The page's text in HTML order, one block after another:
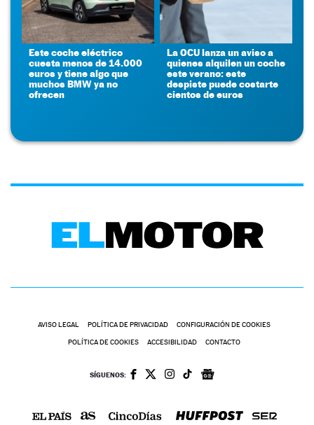
Este coche eléctrico
cuesta menos de 14.000
euros y tiene algo que
muchos BMW ya no
ofrecen
La OCU lanza un aviso a
quienes alquilen un coche
este verano: este
despiste puede costarte
cientos de euros
AVISO LEGAL POLÍTICA DE PRIVACIDAD CONFIGURACIÓN DE COOKIES
POLÍTICA DE COOKIES ACCESIBILIDAD CONTACTO
SÍGUENOS: